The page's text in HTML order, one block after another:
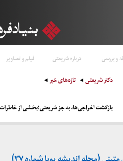
و بررسی درباره شریعتی فیلم و تصاویر
دکتر شریعتی تازه‌های خبر
بازگشت اخراجی‌ها، به جز شریعتی؛بخشی از خاطرات